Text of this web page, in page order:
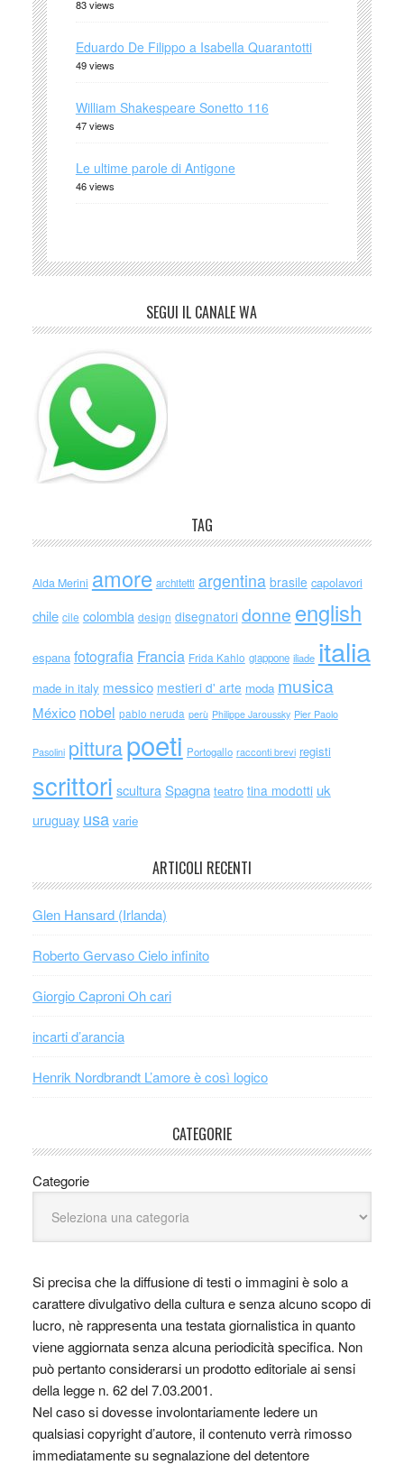
83 views
Eduardo De Filippo a Isabella Quarantotti
49 views
William Shakespeare Sonetto 116
47 views
Le ultime parole di Antigone
46 views
SEGUI IL CANALE WA
TAG
Alda Merini amore architetti argentina brasile capolavori
chile cile colombia design disegnatori donne english
espana fotografia Francia Frida Kahlo giappone iliade italia
made in italy messico mestieri d' arte moda musica
México nobel pablo neruda perù Philippe Jaroussky Pier Paolo
Pasolini pitturapoeti Portogallo racconti brevi registi
scrittori scultura Spagna teatro tina modotti uk
uruguay usa varie
ARTICOLI RECENTI
Glen Hansard (Irlanda)
Roberto Gervaso Cielo infinito
Giorgio Caproni Oh cari
incarti d’arancia
Henrik Nordbrandt L’amore è così logico
CATEGORIE
Categorie
Si precisa che la diffusione di testi o immagini è solo a
carattere divulgativo della cultura e senza alcuno scopo di
lucro, nè rappresenta una testata giornalistica in quanto
viene aggiornata senza alcuna periodicità specifica. Non
può pertanto considerarsi un prodotto editoriale ai sensi
della legge n. 62 del 7.03.2001.
Nel caso si dovesse involontariamente ledere un
qualsiasi copyright d’autore, il contenuto verrà rimosso
immediatamente su segnalazione del detentore